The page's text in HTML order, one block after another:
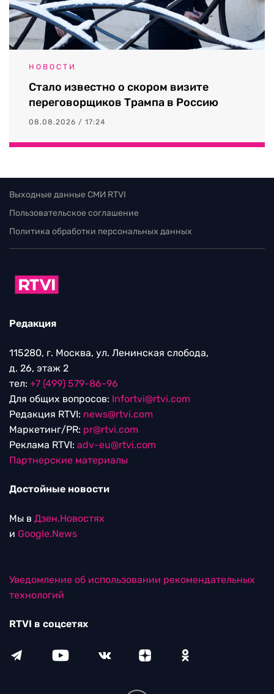
НОВОСТИ
Стало известно о скором визите
переговорщиков Трампа в Россию
08.08.2026 / 17:24
Выходные данные СМИ RTVI
Пользовательское соглашение
Политика обработки персональных данных
Редакция
115280, г. Москва, ул. Ленинская слобода,
д. 26, этаж 2
тел: +7 (499) 579-86-96
Для общих вопросов: Infortvi@rtvi.com
Редакция RTVI: news@rtvi.com
Маркетинг/PR: pr@rtvi.com
Реклама RTVI: adv-eu@rtvi.com
Партнерские материалы
Достойные новости
Мы в Дзен.Новостях
и Google.News
Уведомление об использовании рекомендательных
технологий
RTVI в соцсетях